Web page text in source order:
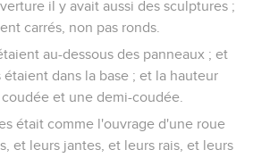
il y avait aussi des sculptures ;
carrés, non pas ronds.
au-dessous des panneaux ; et
étaient dans la base ; et la hauteur
et une demi-coudée.
était comme l'ouvrage d'une roue
et leurs jantes, et leurs rais, et leurs